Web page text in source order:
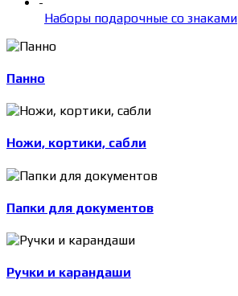
Наборы подарочные со знаками
Панно
Ножи, кортики, сабли
Папки для документов
Ручки и карандаши